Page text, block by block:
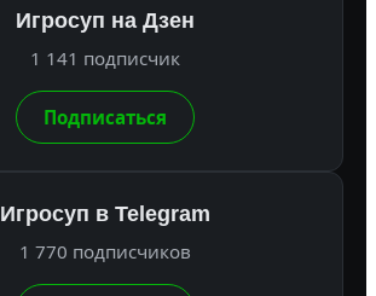
Игросуп на Дзен
1 141 подписчик
Подписаться
Игросуп в Telegram
1 770 подписчиков